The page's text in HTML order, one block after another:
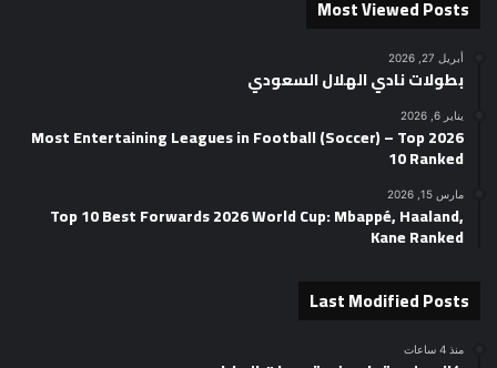
Most Viewed Posts
أبريل 27, 2026
بطولات نادي الهلال السعودي
يناير 6, 2026
2026 Most Entertaining Leagues in Football (Soccer) – Top
10 Ranked
مارس 15, 2026
Top 10 Best Forwards 2026 World Cup: Mbappé, Haaland,
Kane Ranked
Last Modified Posts
منذ 4 ساعات